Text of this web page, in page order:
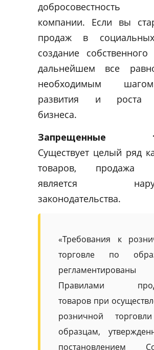
компании. Если вы
продаж в
создание
дальнейшем все
необходимым
развития и роста
бизнеса.
Запрещенные
Существует целый ряд
товаров, продажа
является
законодательства.
«Требования к
торговле по
регламентированы
Правилами
товаров при
розничной
образцам,
постановлением